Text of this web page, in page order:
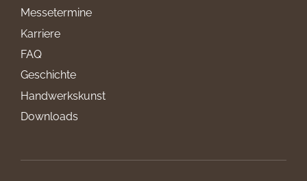
Messetermine
Karriere
FAQ
Geschichte
Handwerkskunst
Downloads